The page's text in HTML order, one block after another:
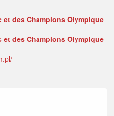
des Champions Olympique
des Champions Olympique